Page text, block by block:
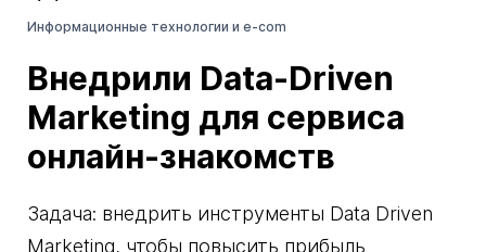
Информационные технологии и e-com
Внедрили Data-Driven
Marketing для сервиса
онлайн-знакомств
Задача: внедрить инструменты Data Driven
Marketing, чтобы повысить прибыль